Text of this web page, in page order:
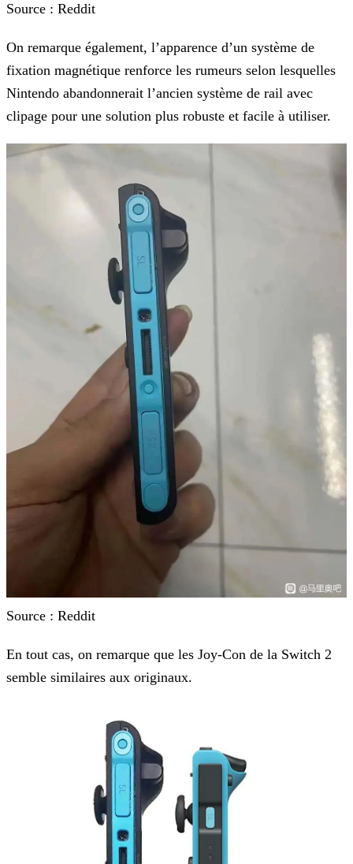
Source : Reddit
On remarque également, l’apparence d’un système de
fixation magnétique renforce les rumeurs selon lesquelles
Nintendo abandonnerait l’ancien système de rail avec
clipage pour une solution plus robuste et facile à utiliser.
Source : Reddit
En tout cas, on remarque que les Joy-Con de la Switch 2
semble similaires aux originaux.